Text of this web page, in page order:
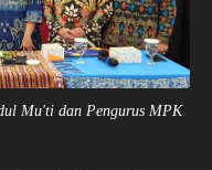
Mu'ti dan Pengurus MPK